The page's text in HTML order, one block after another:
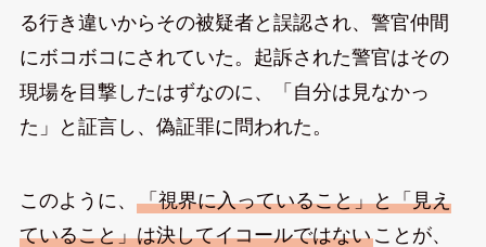
る行き違いからその被疑者と誤認され、警官仲間
にボコボコにされていた。起訴された警官はその
現場を目撃したはずなのに、「自分は見なかっ
た」と証言し、偽証罪に問われた。
このように、 「視界に入っていること」と「見え
ていること」は決してイコールではないことが、